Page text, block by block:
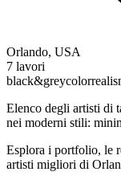
Orlando, USA
7 lavori
black&greycolor
Elenco degli artisti di
nei moderni stili:
Esplora i portfolio, le
artisti migliori di